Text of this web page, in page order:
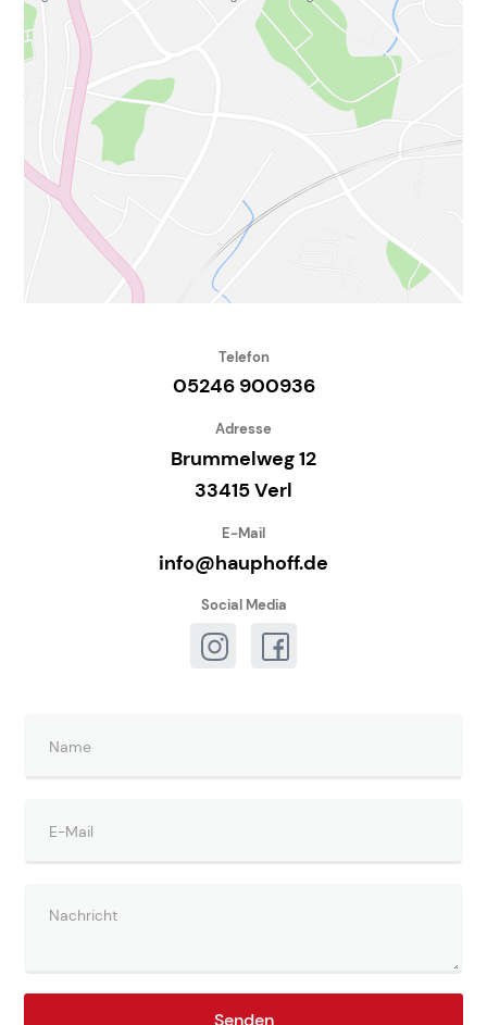
Telefon
05246 900936
Adresse
Brummelweg 12
33415 Verl
E-Mail
info@hauphoff.de
Social Media